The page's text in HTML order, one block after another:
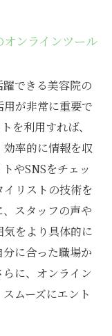
美容院トレ
で活躍するた
見極める方法
びの秘訣
するステップ
の一致度を確
人選びの基準
成長が期待で
トパートとし
ンラインツール
できる美容院の
が非常に重要で
を利用すれば、
率的に情報を収
やSNSをチェッ
リストの技術を
スタッフの声や
をより具体的に
に合った職場か
に、オンライン
ムーズにエント